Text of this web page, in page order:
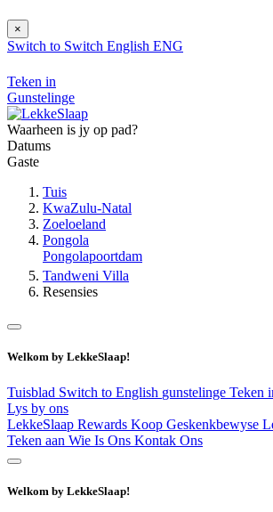
×
Switch to Switch English ENG
Teken in
Gunstelinge
Waarheen is jy op pad?
Datums
Gaste
Tuis
KwaZulu-Natal
Zoeloeland
Pongola
Pongolapoortdam
Tandweni Villa
Resensies
Welkom by LekkeSlaap!
Tuisblad Switch to English gunstelinge Teken
Lys by ons
LekkeSlaap Rewards Koop Geskenkbewyse
Teken aan Wie Is Ons Kontak Ons
Welkom by LekkeSlaap!